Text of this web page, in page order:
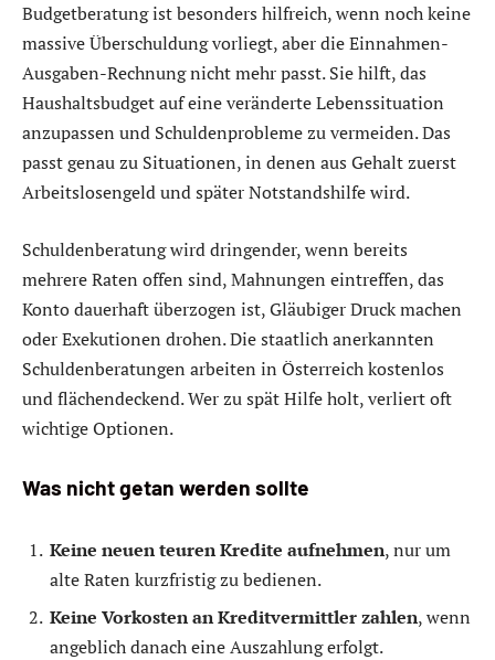
Budgetberatung ist besonders hilfreich, wenn noch keine
massive Überschuldung vorliegt, aber die Einnahmen-
Ausgaben-Rechnung nicht mehr passt. Sie hilft, das
Haushaltsbudget auf eine veränderte Lebenssituation
anzupassen und Schuldenprobleme zu vermeiden. Das
passt genau zu Situationen, in denen aus Gehalt zuerst
Arbeitslosengeld und später Notstandshilfe wird.
Schuldenberatung wird dringender, wenn bereits
mehrere Raten offen sind, Mahnungen eintreffen, das
Konto dauerhaft überzogen ist, Gläubiger Druck machen
oder Exekutionen drohen. Die staatlich anerkannten
Schuldenberatungen arbeiten in Österreich kostenlos
und flächendeckend. Wer zu spät Hilfe holt, verliert oft
wichtige Optionen.
Was nicht getan werden sollte
Keine neuen teuren Kredite aufnehmen, nur um
alte Raten kurzfristig zu bedienen.
Keine Vorkosten an Kreditvermittler zahlen, wenn
angeblich danach eine Auszahlung erfolgt.